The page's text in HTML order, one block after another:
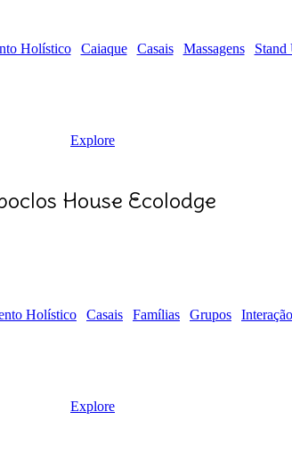
Holístico Caiaque Casais Massagens Stand
Explore
House Ecolodge
Holístico Casais Famílias Grupos
Explore